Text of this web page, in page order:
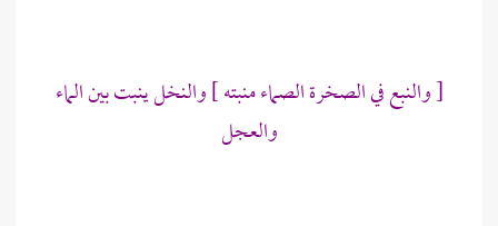
[ والنبع في الصخرة الصماء منبته ] والنخل ينبت بين الماء
والعجل